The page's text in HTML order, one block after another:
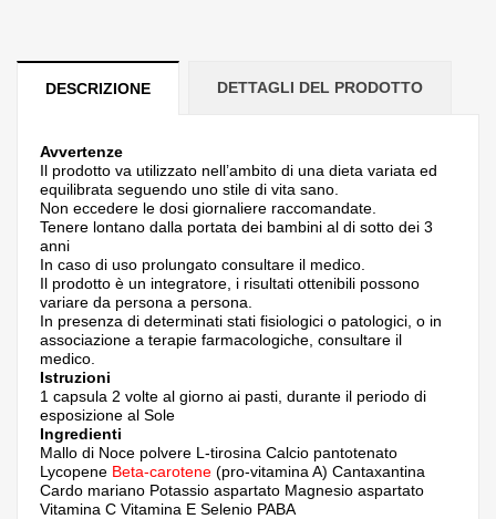
DESCRIZIONE DETTAGLI DEL PRODOTTO
Avvertenze
Il prodotto va utilizzato nell’ambito di una dieta variata ed
equilibrata seguendo uno stile di vita sano.
Non eccedere le dosi giornaliere raccomandate.
Tenere lontano dalla portata dei bambini al di sotto dei 3
anni
In caso di uso prolungato consultare il medico.
Il prodotto è un integratore, i risultati ottenibili possono
variare da persona a persona.
In presenza di determinati stati fisiologici o patologici, o in
associazione a terapie farmacologiche, consultare il
medico.
Istruzioni
1 capsula 2 volte al giorno ai pasti, durante il periodo di
esposizione al Sole
Ingredienti
Mallo di Noce polvere L-tirosina Calcio pantotenato
Lycopene Beta-carotene (pro-vitamina A) Cantaxantina
Cardo mariano Potassio aspartato Magnesio aspartato
Vitamina C Vitamina E Selenio PABA